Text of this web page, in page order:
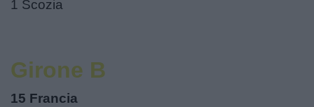
1 Scozia
Girone B
15 Francia